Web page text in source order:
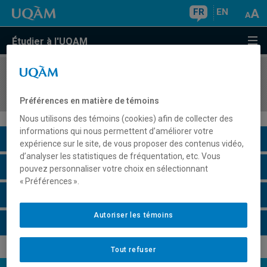
FR EN
Étudier à l'UQAM
COURS//
Description du cours
Horaire - Été 2026
Préférences en matière de témoins
Nous utilisons des témoins (cookies) afin de collecter des
informations qui nous permettent d’améliorer votre
expérience sur le site, de vous proposer des contenus vidéo,
d’analyser les statistiques de fréquentation, etc. Vous
pouvez personnaliser votre choix en sélectionnant
« Préférences ».
Tout refuser
Autoriser les témoins